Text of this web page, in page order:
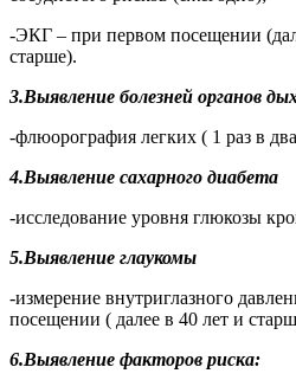
-ЭКГ – при первом посещении
старше).
3.Выявление болезней органов
-флюорография легких ( 1 раз в
4.Выявление сахарного диабета
-исследование уровня глюкозы
5.Выявление глаукомы
-измерение внутриглазного
посещении ( далее в 40 лет и
6.Выявление факторов риска: